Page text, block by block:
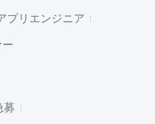
プリエンジニア
募